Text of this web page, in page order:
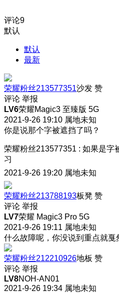
评论9
默认
默认
最新
荣耀粉丝213577351沙发 赞
评论 举报
LV6荣耀Magic3 至臻版 5G
2021-9-26 19:10 属地未知
你是说那个字被遮挡了吗？
荣耀粉丝213577351 : 如果是字
习
2021-9-26 19:20 属地未知
荣耀粉丝213788193板凳 赞
评论 举报
LV7荣耀 Magic3 Pro 5G
2021-9-26 19:11 属地未知
什么故障呢，你没说到重点就戛
荣耀粉丝212210926地板 赞
评论 举报
LV8NOH-AN01
2021-9-26 19:34 属地未知